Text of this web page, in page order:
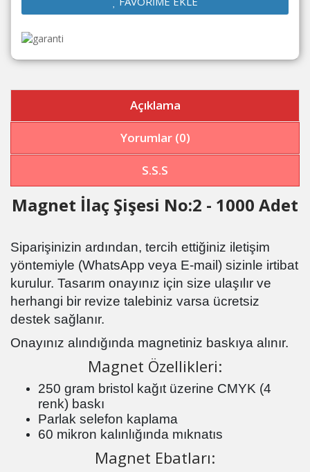
Açıklama
Yorumlar (0)
S.S.S
Magnet İlaç Şişesi No:2 - 1000 Adet
Siparişinizin ardından, tercih ettiğiniz iletişim
yöntemiyle (WhatsApp veya E-mail) sizinle irtibat
kurulur. Tasarım onayınız için size ulaşılır ve
herhangi bir revize talebiniz varsa ücretsiz
destek sağlanır.
Onayınız alındığında magnetiniz baskıya alınır.
Magnet Özellikleri:
250 gram bristol kağıt üzerine CMYK (4
renk) baskı
Parlak selefon kaplama
60 mikron kalınlığında mıknatıs
Magnet Ebatları: